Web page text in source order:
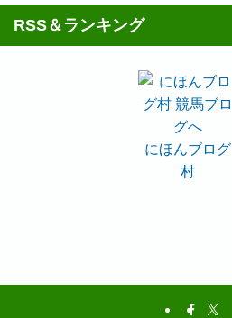
RSS＆ランキング
にほんブログ
村